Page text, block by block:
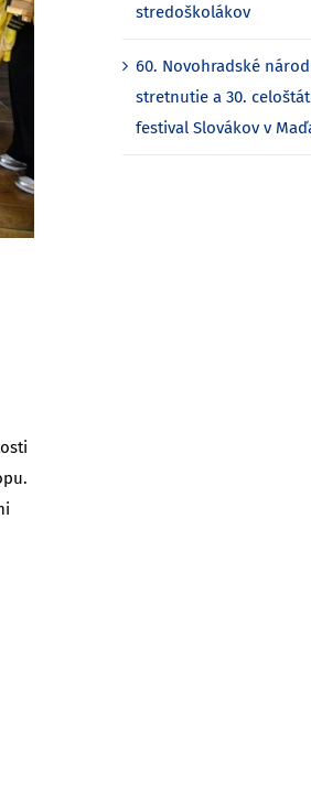
stredoškolákov
60. Novohradské
stretnutie a 30.
festival Slovákov v